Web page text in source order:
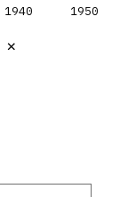
1940 1950
×